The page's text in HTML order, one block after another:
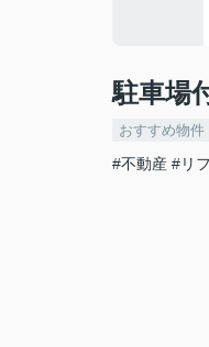
駐車場
おすすめ物件
#不動産 #リ